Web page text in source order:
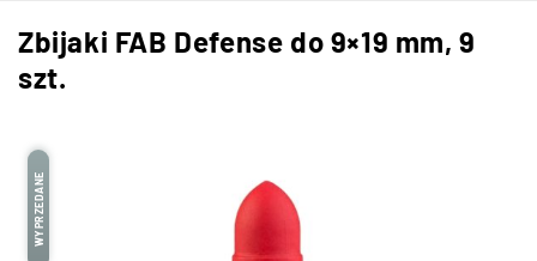
Zbijaki FAB Defense do 9×19 mm, 9
szt.
WYPRZEDANE